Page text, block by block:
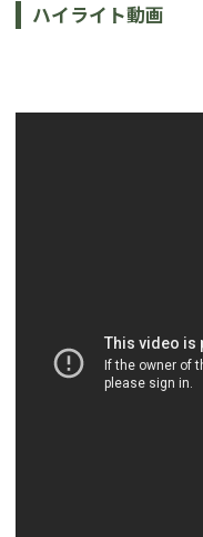
ハイライト動画